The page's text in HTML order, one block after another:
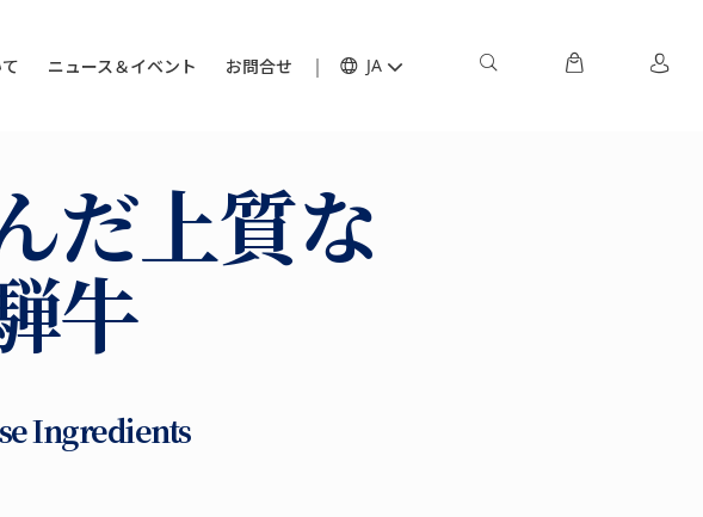
ニュース＆イベント お問合せ JA
だ上質な
牛
Ingredients